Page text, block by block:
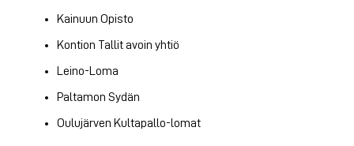
Kainuun Opisto
Kontion Tallit avoin yhtiö
Leino-Loma
Paltamon Sydän
Oulujärven Kultapallo-lomat